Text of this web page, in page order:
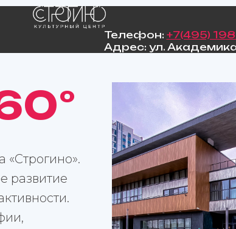
Телефон: +7(495)
Адрес: ул.
°
развитие